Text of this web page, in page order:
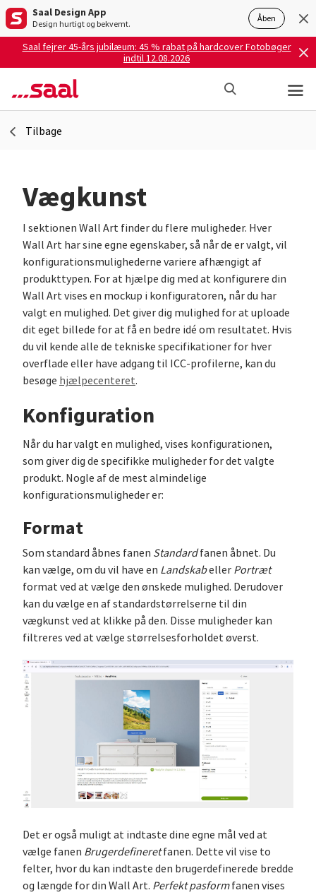
Saal Design App
Design hurtigt og bekvemt. Åben
Saal fejrer 45-års jubilæum: 45 % rabat på hardcover Fotobøger
indtil 12.08.2026
Tilbage
Vægkunst
I sektionen Wall Art finder du flere muligheder. Hver
Wall Art har sine egne egenskaber, så når de er valgt, vil
konfigurationsmulighederne variere afhængigt af
produkttypen. For at hjælpe dig med at konfigurere din
Wall Art vises en mockup i konfiguratoren, når du har
valgt en mulighed. Det giver dig mulighed for at uploade
dit eget billede for at få en bedre idé om resultatet. Hvis
du vil kende alle de tekniske specifikationer for hver
overflade eller have adgang til ICC-profilerne, kan du
besøge hjælpecenteret.
Konfiguration
Når du har valgt en mulighed, vises konfigurationen,
som giver dig de specifikke muligheder for det valgte
produkt. Nogle af de mest almindelige
konfigurationsmuligheder er:
Format
Som standard åbnes fanen Standardfanen åbnet. Du
kan vælge, om du vil have en Landskabeller Portræt
format ved at vælge den ønskede mulighed. Derudover
kan du vælge en af standardstørrelserne til din
vægkunst ved at klikke på den. Disse muligheder kan
filtreres ved at vælge størrelsesforholdet øverst.
Det er også muligt at indtaste dine egne mål ved at
vælge fanen Brugerdefineretfanen. Dette vil vise to
felter, hvor du kan indtaste den brugerdefinerede bredde
og længde for din Wall Art. Perfekt pasformfanen vises